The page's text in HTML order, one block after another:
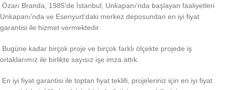
Özarı Branda, 1985'de İstanbul, Unkapanı'nda başlayan faaliyetleri
Unkapanı'nda ve Esenyurt'daki merkez deposundan en iyi fiyat
garantisi ile hizmet vermektedir.
Bugüne kadar birçok proje ve birçok farklı ölçekte projede iş
ortaklarımız ile birlikte sayısız işe imza attık.
En iyi fiyat garantisi ile toptan fiyat teklifi, projeleriniz için en iyi fiyat